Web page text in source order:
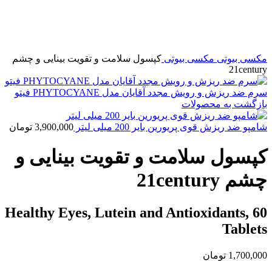
مکسی بیوتی مکسی بیوتی کپسول سلامت و تقویت بینایی و چشم
21century
سرم ضد ریزش و رویش مجدد آقایان مدل PHYTOCYANE فیتو
بازگشت به محصولات
شامپو ضد ریزش قوی پریورین بایر 200 میلی لیتر 3,900,000 تومان
کپسول سلامت و تقویت بینایی و
چشم 21century
Healthy Eyes, Lutein and Antioxidants, 60
Tablets
1,700,000 تومان